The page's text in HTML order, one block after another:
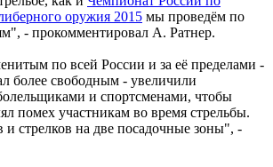
оружия 2015 мы проведём по
- прокомментировал А. Ратнер.
по всей России и за её пределами -
более свободным - увеличили
и спортсменами, чтобы
помех участникам во время стрельбы.
и стрелков на две посадочные зоны", -